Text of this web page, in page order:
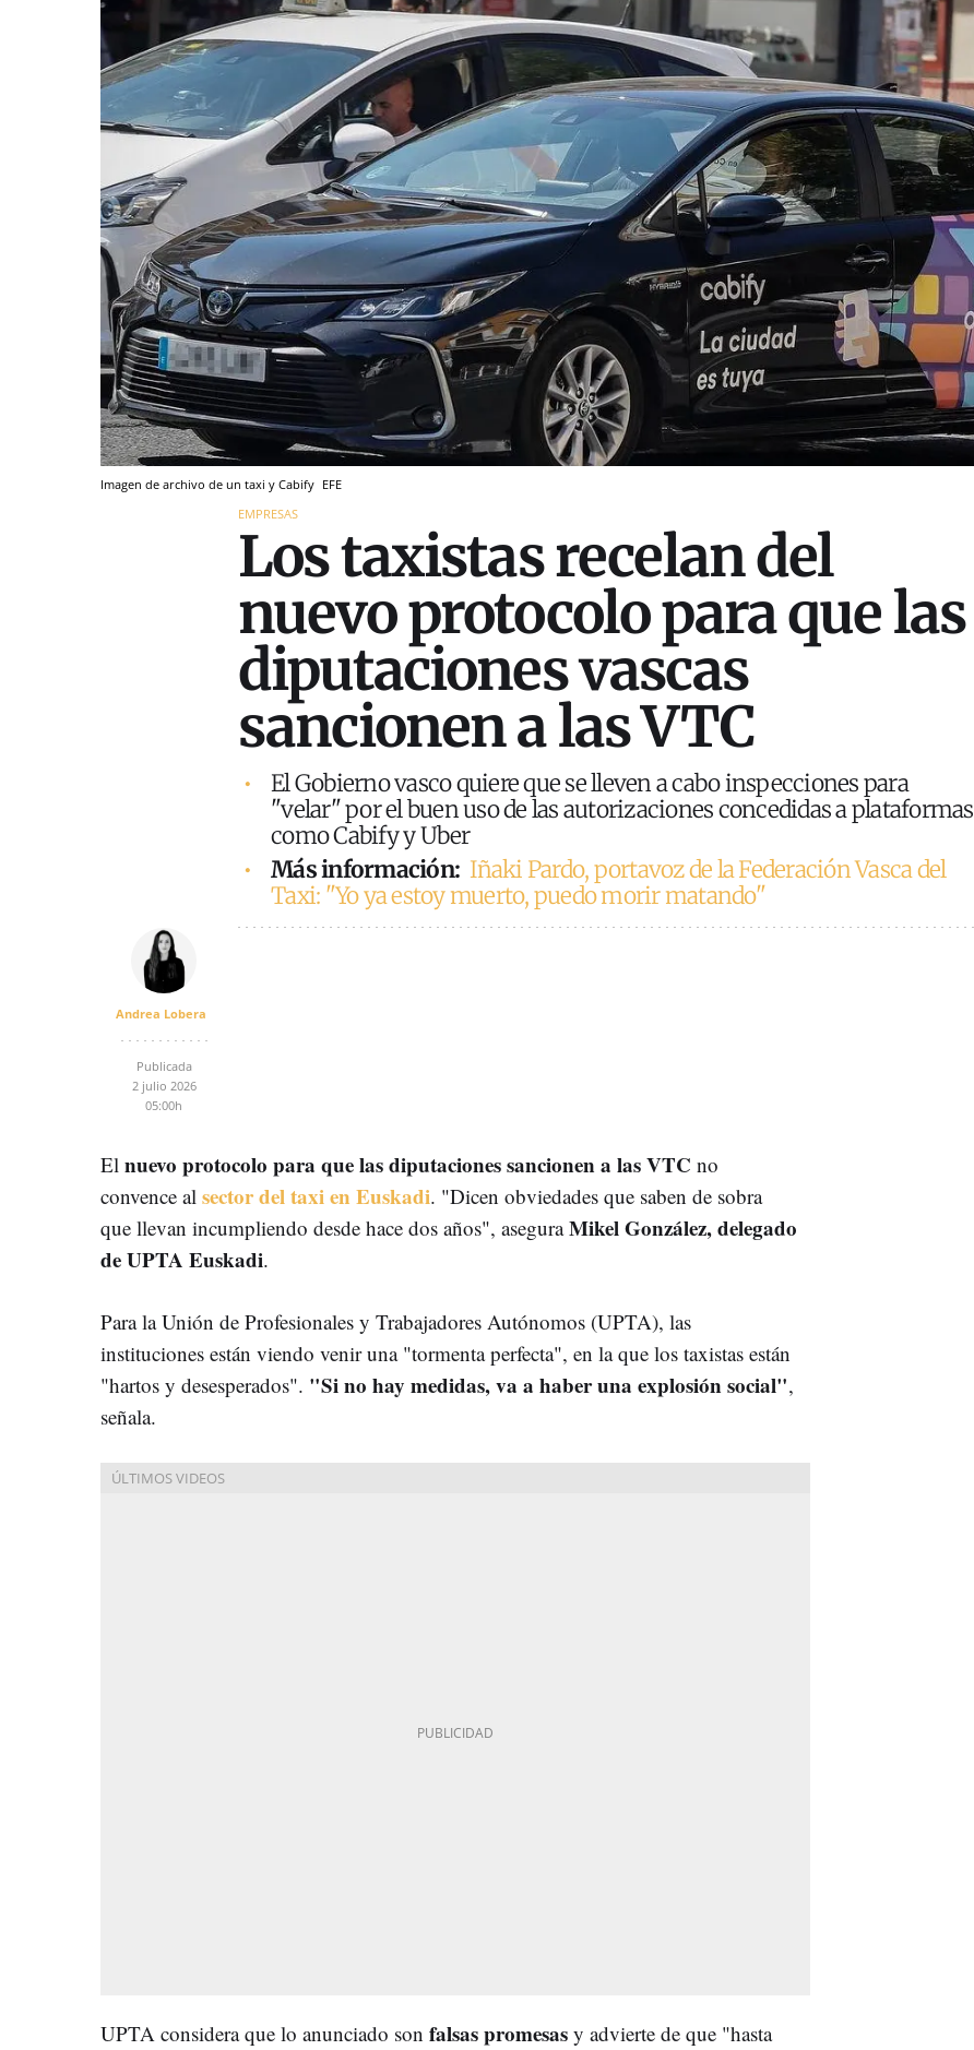
Imagen de archivo de un taxi y Cabify EFE
EMPRESAS
Los taxistas recelan del
nuevo protocolo para que las
diputaciones vascas
sancionen a las VTC
El Gobierno vasco quiere que se lleven a cabo inspecciones para
"velar" por el buen uso de las autorizaciones concedidas a plataformas
como Cabify y Uber
Más información: Iñaki Pardo, portavoz de la Federación Vasca del
Taxi: "Yo ya estoy muerto, puedo morir matando"
Andrea Lobera
Publicada
2 julio 2026
05:00h
El nuevo protocolo para que las diputaciones sancionen a las VTC no
convence al sector del taxi en Euskadi. "Dicen obviedades que saben de sobra
que llevan incumpliendo desde hace dos años", aseguraMikel González, delegado
de UPTA Euskadi.
Para la Unión de Profesionales y Trabajadores Autónomos (UPTA), las
instituciones están viendo venir una "tormenta perfecta", en la que los taxistas están
"hartos y desesperados". "Si no hay medidas, va a haber una explosión social",
señala.
UPTA considera que lo anunciado son falsas promesas y advierte de que "hasta